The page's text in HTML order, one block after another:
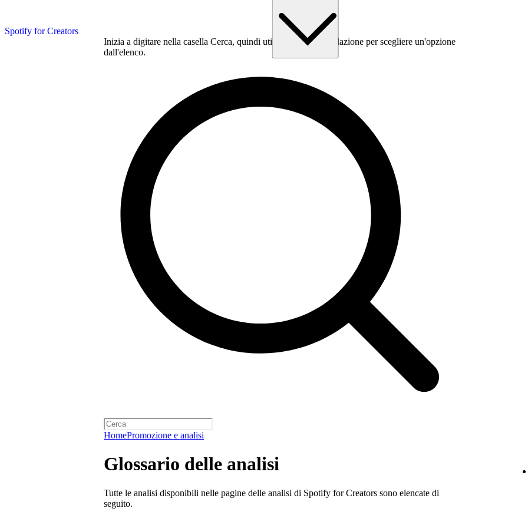
Spotify for Creators
Inizia a digitare nella casella Cerca, quindi utilizza il tasto Tabulazione per scegliere un'opzione
dall'elenco.
HomePromozione e analisi
Glossario delle analisi
Tutte le analisi disponibili nelle pagine delle analisi di Spotify for Creators sono elencate di
seguito.